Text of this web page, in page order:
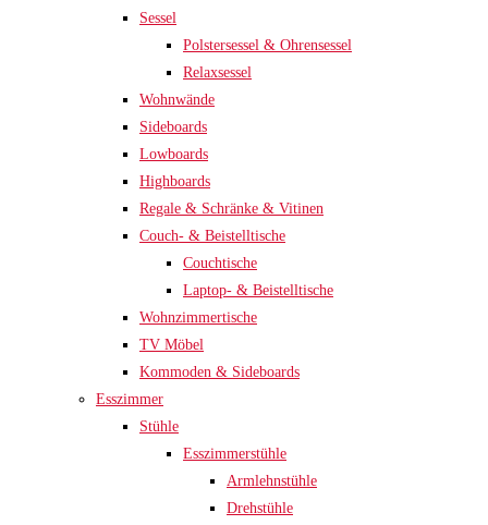
Sessel
Polstersessel & Ohrensessel
Relaxsessel
Wohnwände
Sideboards
Lowboards
Highboards
Regale & Schränke & Vitinen
Couch- & Beistelltische
Couchtische
Laptop- & Beistelltische
Wohnzimmertische
TV Möbel
Kommoden & Sideboards
Esszimmer
Stühle
Esszimmerstühle
Armlehnstühle
Drehstühle